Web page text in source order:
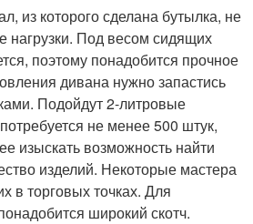
из которого сделана бутылка, не
нагрузки. Под весом сидящих
поэтому понадобится прочное
дивана нужно запастись
Подойдут 2-литровые
не менее 500 штук,
изыскать возможность найти
изделий. Некоторые мастера
в торговых точках. Для
широкий скотч.